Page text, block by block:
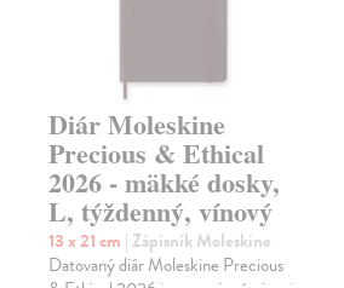
Diár Moleskine
Precious & Ethical
2026 - mäkké dosky,
L, týždenný, vínový
13 x 21 cm | Zápisník Moleskine
Datovaný diár Moleskine Precious